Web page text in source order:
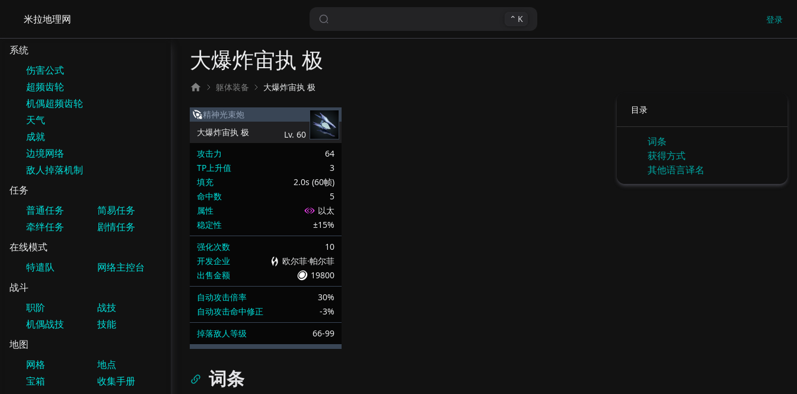
米拉地理网 ⌃ K 登录
系统
伤害公式
超频齿轮
机偶超频齿轮
天气
成就
边境网络
敌人掉落机制
任务
普通任务
简易任务
牵绊任务
剧情任务
在线模式
特遣队
网络主控台
战斗
职阶
战技
机偶战技
技能
地图
网格
地点
宝箱
收集手册
大爆炸宙执 极
躯体装备
大爆炸宙执 极
目录
词条
获得方式
其他语言译名
精神光束炮
大爆炸宙执 极
Lv. 60
攻击力
64
TP上升值
3
填充
2.0s (60帧)
命中数
5
属性
以太
稳定性
±15%
强化次数
10
开发企业
欧尔菲·帕尔菲
出售金额
19800
自动攻击倍率
30%
自动攻击命中修正
-3%
掉落敌人等级
66-99
词条